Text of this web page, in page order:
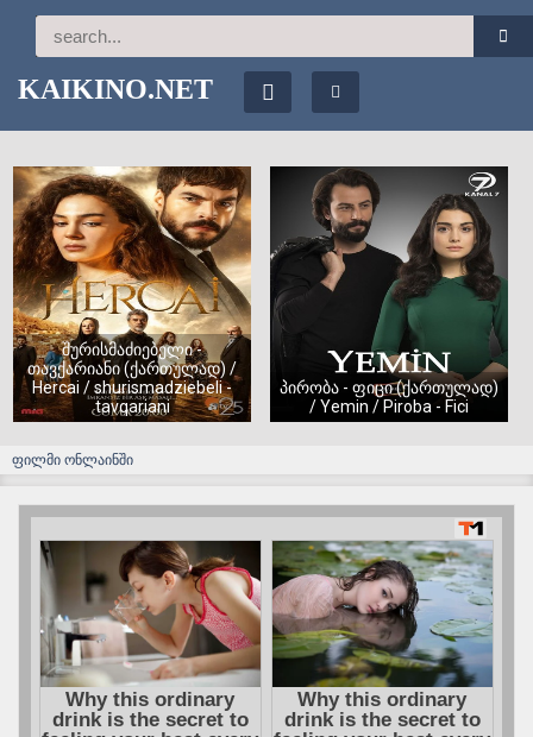
KAIKINO.NET
შურისმაძიებელი -
თავქარიანი (ქართულად) /
Hercai / shurismadziebeli -
tavqariani
პირობა - ფიცი (ქართულად)
/ Yemin / Piroba - Fici
ფილმი ონლაინში